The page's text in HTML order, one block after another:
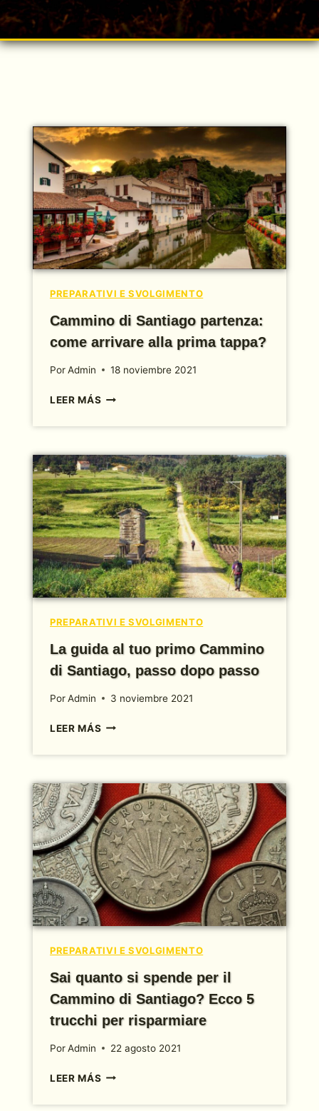
PREPARATIVI E SVOLGIMENTO
Cammino di Santiago partenza:
come arrivare alla prima tappa?
PorAdmin 18 noviembre 2021
LEER MÁS CAMMINO
SANTIAGO
COME
ARRIVARE
ALLA
PRIMA
TAPPA?
PREPARATIVI E SVOLGIMENTO
La guida al tuo primo Cammino
di Santiago, passo dopo passo
PorAdmin 3 noviembre 2021
LEER MÁS LA
AL
PRIMO
CAMMINO
DI
SANTIAGO,
PASSO
DOPO
PASSO
PREPARATIVI E SVOLGIMENTO
Sai quanto si spende per il
Cammino di Santiago? Ecco 5
trucchi per risparmiare
PorAdmin 22 agosto 2021
LEER MÁS SAI
SI